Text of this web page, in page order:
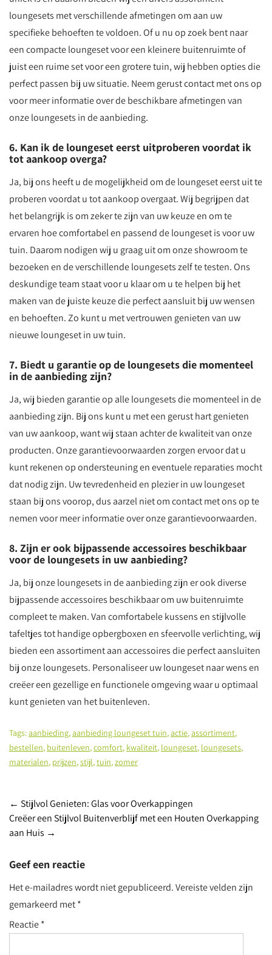
loungesets met verschillende afmetingen om aan uw
specifieke behoeften te voldoen. Of u nu op zoek bent naar
een compacte loungeset voor een kleinere buitenruimte of
juist een ruime set voor een grotere tuin, wij hebben opties die
perfect passen bij uw situatie. Neem gerust contact met ons op
voor meer informatie over de beschikbare afmetingen van
onze loungesets in de aanbieding.
6. Kan ik de loungeset eerst uitproberen voordat ik
tot aankoop overga?
Ja, bij ons heeft u de mogelijkheid om de loungeset eerst uit te
proberen voordat u tot aankoop overgaat. Wij begrijpen dat
het belangrijk is om zeker te zijn van uw keuze en om te
ervaren hoe comfortabel en passend de loungeset is voor uw
tuin. Daarom nodigen wij u graag uit om onze showroom te
bezoeken en de verschillende loungesets zelf te testen. Ons
deskundige team staat voor u klaar om u te helpen bij het
maken van de juiste keuze die perfect aansluit bij uw wensen
en behoeften. Zo kunt u met vertrouwen genieten van uw
nieuwe loungeset in uw tuin.
7. Biedt u garantie op de loungesets die momenteel
in de aanbieding zijn?
Ja, wij bieden garantie op alle loungesets die momenteel in de
aanbieding zijn. Bij ons kunt u met een gerust hart genieten
van uw aankoop, want wij staan achter de kwaliteit van onze
producten. Onze garantievoorwaarden zorgen ervoor dat u
kunt rekenen op ondersteuning en eventuele reparaties mocht
dat nodig zijn. Uw tevredenheid en plezier in uw loungeset
staan bij ons voorop, dus aarzel niet om contact met ons op te
nemen voor meer informatie over onze garantievoorwaarden.
8. Zijn er ook bijpassende accessoires beschikbaar
voor de loungesets in uw aanbieding?
Ja, bij onze loungesets in de aanbieding zijn er ook diverse
bijpassende accessoires beschikbaar om uw buitenruimte
compleet te maken. Van comfortabele kussens en stijlvolle
tafeltjes tot handige opbergboxen en sfeervolle verlichting, wij
bieden een assortiment aan accessoires die perfect aansluiten
bij onze loungesets. Personaliseer uw loungeset naar wens en
creëer een gezellige en functionele omgeving waar u optimaal
kunt genieten van het buitenleven.
Tags:aanbieding,aanbieding loungeset tuin,actie,assortiment,
bestellen, buitenleven,comfort, kwaliteit, loungeset, loungesets,
materialen, prijzen,stijl,tuin,zomer
Post
navigation
← Stijlvol Genieten: Glas voor Overkappingen
Creëer een Stijlvol Buitenverblijf met een Houten Overkapping
aan Huis →
Geef een reactie
Het e-mailadres wordt niet gepubliceerd.Vereiste velden zijn
gemarkeerd met*
Reactie*